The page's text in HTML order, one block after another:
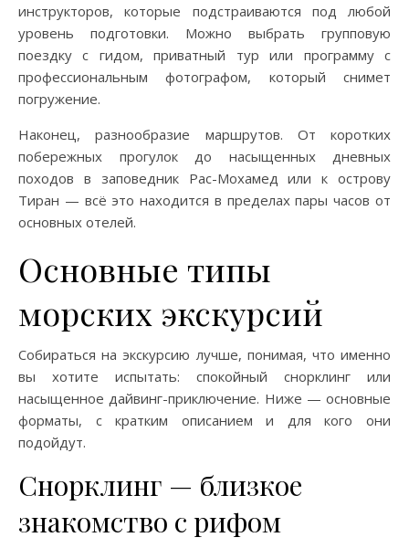
инструкторов, которые подстраиваются под любой
уровень подготовки. Можно выбрать групповую
поездку с гидом, приватный тур или программу с
профессиональным фотографом, который снимет
погружение.
Наконец, разнообразие маршрутов. От коротких
побережных прогулок до насыщенных дневных
походов в заповедник Рас-Мохамед или к острову
Тиран — всё это находится в пределах пары часов от
основных отелей.
Основные типы
морских экскурсий
Собираться на экскурсию лучше, понимая, что именно
вы хотите испытать: спокойный снорклинг или
насыщенное дайвинг-приключение. Ниже — основные
форматы, с кратким описанием и для кого они
подойдут.
Снорклинг — близкое
знакомство с рифом